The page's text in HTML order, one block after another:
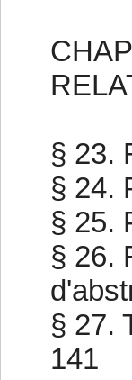
§ 23.
§ 24.
§ 25.
§ 26.
§ 27.
141